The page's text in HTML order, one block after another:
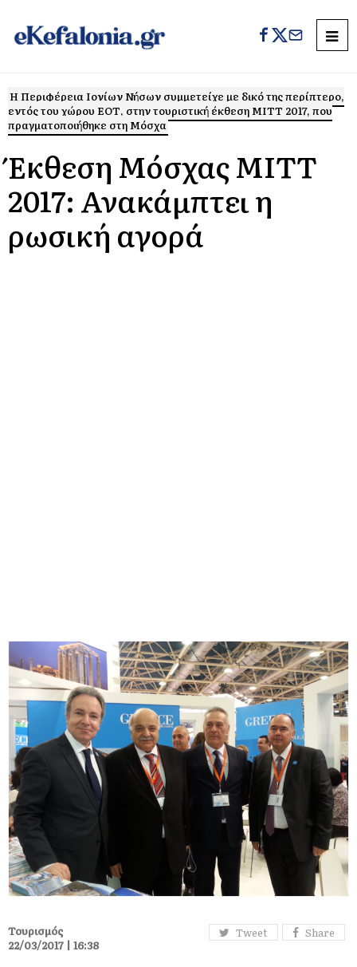
Η Περιφέρεια Ιονίων Νήσων συμμετείχε με δικό της περίπτερο,
εντός του χώρου ΕΟΤ, στην τουριστική έκθεση ΜΙΤΤ 2017, που
πραγματοποιήθηκε στη Μόσχα
Έκθεση Μόσχας ΜΙΤΤ
2017: Ανακάμπτει η
ρωσική αγορά
Tweet Share
Τουρισμός
22/03/2017 | 16:38